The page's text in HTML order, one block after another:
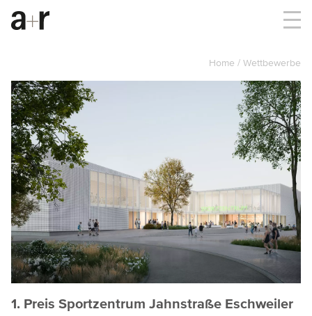
Home Wettbewerbe
1. Preis Sportzentrum Jahnstraße Eschweiler